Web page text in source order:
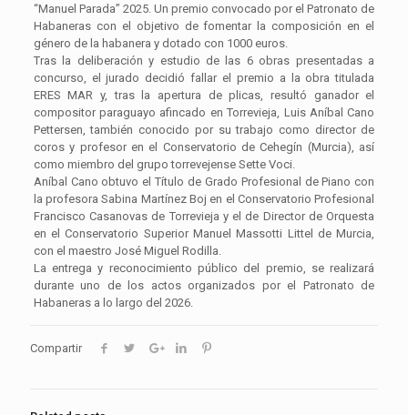
“Manuel Parada” 2025. Un premio convocado por el Patronato de
Habaneras con el objetivo de fomentar la composición en el
género de la habanera y dotado con 1000 euros.
Tras la deliberación y estudio de las 6 obras presentadas a
concurso, el jurado decidió fallar el premio a la obra titulada
ERES MAR y, tras la apertura de plicas, resultó ganador el
compositor paraguayo afincado en Torrevieja, Luis Aníbal Cano
Pettersen, también conocido por su trabajo como director de
coros y profesor en el Conservatorio de Cehegín (Murcia), así
como miembro del grupo torrevejense Sette Voci.
Aníbal Cano obtuvo el Título de Grado Profesional de Piano con
la profesora Sabina Martínez Boj en el Conservatorio Profesional
Francisco Casanovas de Torrevieja y el de Director de Orquesta
en el Conservatorio Superior Manuel Massotti Littel de Murcia,
con el maestro José Miguel Rodilla.
La entrega y reconocimiento público del premio, se realizará
durante uno de los actos organizados por el Patronato de
Habaneras a lo largo del 2026.
Compartir